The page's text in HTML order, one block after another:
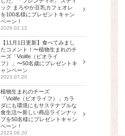
ック まろやか豆乳カフェオレ
を100名様にプレゼントキャン
ペーン！
2026.02.12
【11月1日更新】食べてみまし
たコメント！〜植物生まれのチ
ーズ「Violife（ビオライ
フ）」〜50名歳にプレゼントキ
ャンペーン
2023.07.20
植物生まれのチーズ
「Violife（ビオライフ）」カラ
ダにも環境にもサステナブルな
食生活〜新しい商品ラインナッ
プを50名様にプレゼントキャン
ペーン！
2023.06.20